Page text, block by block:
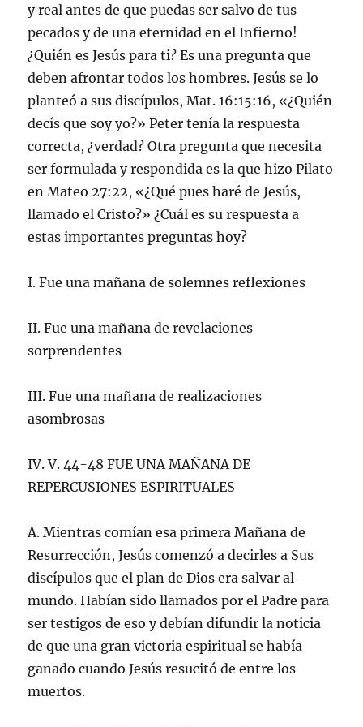
y real antes de que puedas ser salvo de tus
pecados y de una eternidad en el Infierno!
¿Quién es Jesús para ti? Es una pregunta que
deben afrontar todos los hombres. Jesús se lo
planteó a sus discípulos, Mat. 16:15:16, «¿Quién
decís que soy yo?» Peter tenía la respuesta
correcta, ¿verdad? Otra pregunta que necesita
ser formulada y respondida es la que hizo Pilato
en Mateo 27:22, «¿Qué pues haré de Jesús,
llamado el Cristo?» ¿Cuál es su respuesta a
estas importantes preguntas hoy?
I. Fue una mañana de solemnes reflexiones
II. Fue una mañana de revelaciones
sorprendentes
III. Fue una mañana de realizaciones
asombrosas
IV. V. 44-48 FUE UNA MAÑANA DE
REPERCUSIONES ESPIRITUALES
A. Mientras comían esa primera Mañana de
Resurrección, Jesús comenzó a decirles a Sus
discípulos que el plan de Dios era salvar al
mundo. Habían sido llamados por el Padre para
ser testigos de eso y debían difundir la noticia
de que una gran victoria espiritual se había
ganado cuando Jesús resucitó de entre los
muertos.